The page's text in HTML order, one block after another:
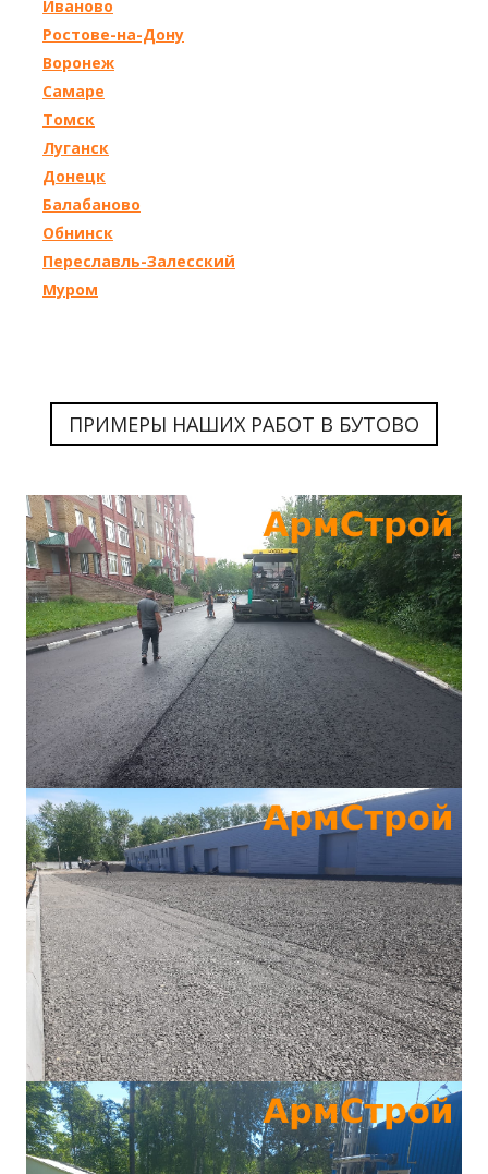
Иваново
Ростове-на-Дону
Воронеж
Самаре
Томск
Луганск
Донецк
Балабаново
Обнинск
Переславль-Залесский
Муром
ПРИМЕРЫ НАШИХ РАБОТ В БУТОВО